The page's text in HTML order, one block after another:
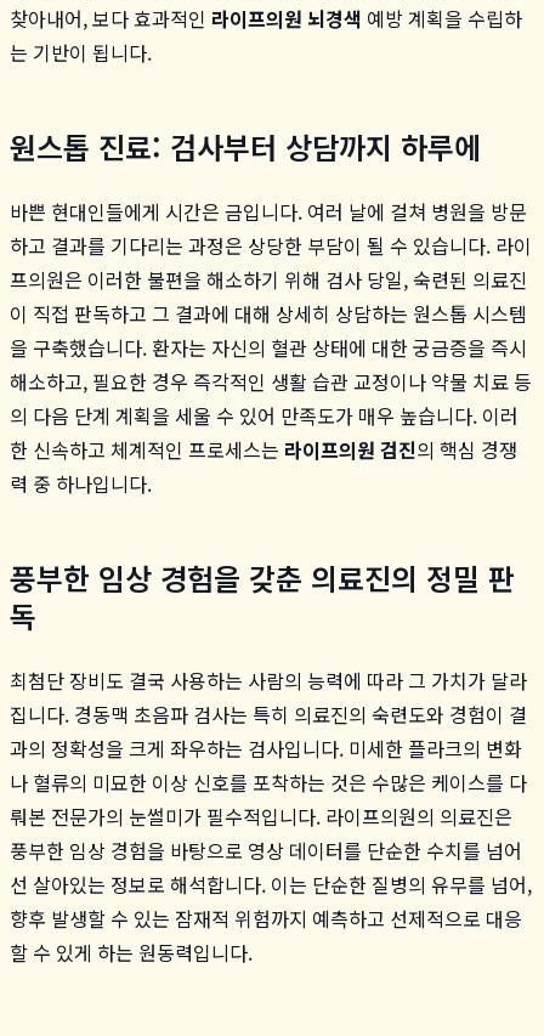
찾아내어, 보다 효과적인 라이프의원 뇌경색 예방 계획을 수립하
는 기반이 됩니다.
원스톱 진료: 검사부터 상담까지 하루에
바쁜 현대인들에게 시간은 금입니다. 여러 날에 걸쳐 병원을 방문
하고 결과를 기다리는 과정은 상당한 부담이 될 수 있습니다. 라이
프의원은 이러한 불편을 해소하기 위해 검사 당일, 숙련된 의료진
이 직접 판독하고 그 결과에 대해 상세히 상담하는 원스톱 시스템
을 구축했습니다. 환자는 자신의 혈관 상태에 대한 궁금증을 즉시
해소하고, 필요한 경우 즉각적인 생활 습관 교정이나 약물 치료 등
의 다음 단계 계획을 세울 수 있어 만족도가 매우 높습니다. 이러
한 신속하고 체계적인 프로세스는 라이프의원 검진의 핵심 경쟁
력 중 하나입니다.
풍부한 임상 경험을 갖춘 의료진의 정밀 판
독
최첨단 장비도 결국 사용하는 사람의 능력에 따라 그 가치가 달라
집니다. 경동맥 초음파 검사는 특히 의료진의 숙련도와 경험이 결
과의 정확성을 크게 좌우하는 검사입니다. 미세한 플라크의 변화
나 혈류의 미묘한 이상 신호를 포착하는 것은 수많은 케이스를 다
뤄본 전문가의 눈썰미가 필수적입니다. 라이프의원의 의료진은
풍부한 임상 경험을 바탕으로 영상 데이터를 단순한 수치를 넘어
선 살아있는 정보로 해석합니다. 이는 단순한 질병의 유무를 넘어,
향후 발생할 수 있는 잠재적 위험까지 예측하고 선제적으로 대응
할 수 있게 하는 원동력입니다.